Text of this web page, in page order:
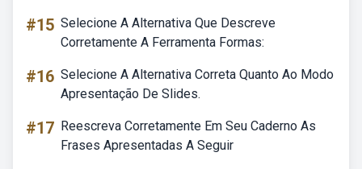
#15 Selecione A Alternativa Que Descreve
Corretamente A Ferramenta Formas:
#16 Selecione A Alternativa Correta Quanto Ao Modo
Apresentação De Slides.
#17 Reescreva Corretamente Em Seu Caderno As
Frases Apresentadas A Seguir